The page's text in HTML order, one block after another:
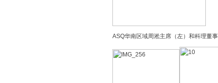
ASQ华南区域周淞主席（左）和科理董